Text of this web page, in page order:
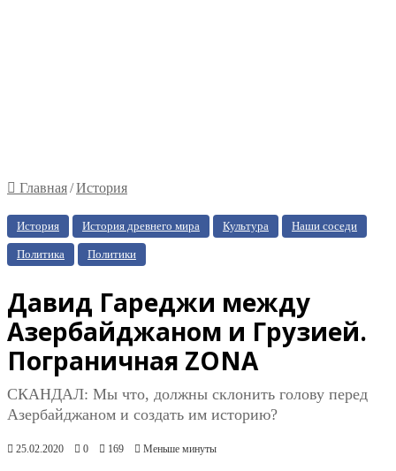
Главная/История
История История древнего мира Культура Наши соседи
Политика Политики
Давид Гареджи между
Азербайджаном и Грузией.
Пограничная ZONA
СКАНДАЛ: Мы что, должны склонить голову перед
Азербайджаном и создать им историю?
25.02.2020 0 169 Меньше минуты